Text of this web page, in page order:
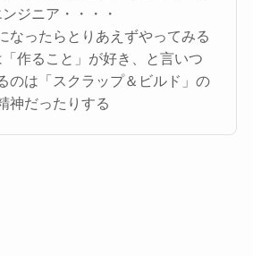
ンジニア・・・・
なったらとりあえずやってみる
作ること」が好き、と言いつ
のは「スクラップ＆ビルド」の
神だったりする